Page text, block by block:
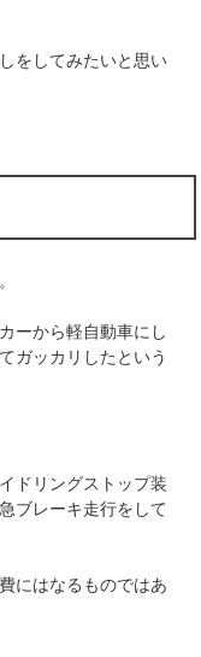
をしてみたいと思い
ーから軽自動車にし
ガッカリしたという
ドリングストップ装
ブレーキ走行をして
にはなるものではあ